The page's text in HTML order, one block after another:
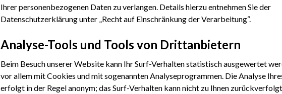
Ihrer personenbezogenen Daten zu verlangen. Details hierzu entnehmen Sie der
Datenschutzerklärung unter „Recht auf Einschränkung der Verarbeitung“.
Analyse-Tools und Tools von Drittanbietern
Beim Besuch unserer Website kann Ihr Surf-Verhalten statistisch ausgewertet
vor allem mit Cookies und mit sogenannten Analyseprogrammen. Die Analyse
erfolgt in der Regel anonym; das Surf-Verhalten kann nicht zu Ihnen